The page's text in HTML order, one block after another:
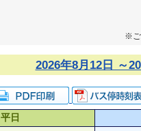
※ご
2026年8月12日 ～
平日